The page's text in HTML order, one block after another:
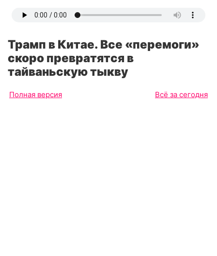
Трамп в Китае. Все «перемоги»
скоро превратятся в
тайваньскую тыкву
Полная версия Всё за сегодня